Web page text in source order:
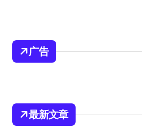
广告
最新文章